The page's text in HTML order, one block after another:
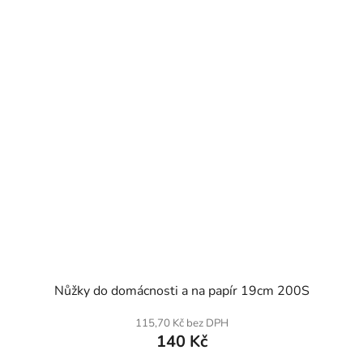
Nůžky do domácnosti a na papír 19cm 200S
115,70 Kč bez DPH
140 Kč